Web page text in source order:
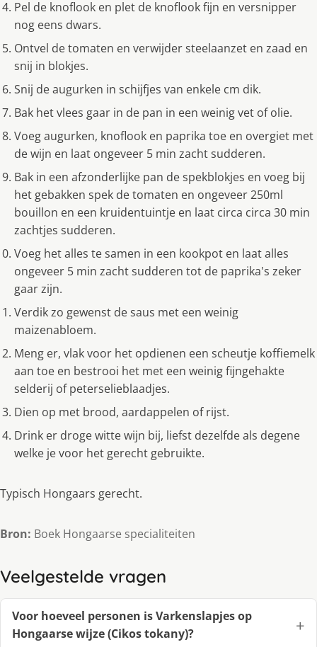
Pel de knoflook en plet de knoflook fijn en versnipper
nog eens dwars.
Ontvel de tomaten en verwijder steelaanzet en zaad en
snij in blokjes.
Snij de augurken in schijfjes van enkele cm dik.
Bak het vlees gaar in de pan in een weinig vet of olie.
Voeg augurken, knoflook en paprika toe en overgiet met
de wijn en laat ongeveer 5 min zacht sudderen.
Bak in een afzonderlijke pan de spekblokjes en voeg bij
het gebakken spek de tomaten en ongeveer 250ml
bouillon en een kruidentuintje en laat circa circa 30 min
zachtjes sudderen.
Voeg het alles te samen in een kookpot en laat alles
ongeveer 5 min zacht sudderen tot de paprika's zeker
gaar zijn.
Verdik zo gewenst de saus met een weinig
maizenabloem.
Meng er, vlak voor het opdienen een scheutje koffiemelk
aan toe en bestrooi het met een weinig fijngehakte
selderij of peterselieblaadjes.
Dien op met brood, aardappelen of rijst.
Drink er droge witte wijn bij, liefst dezelfde als degene
welke je voor het gerecht gebruikte.
Typisch Hongaars gerecht.
Bron: Boek Hongaarse specialiteiten
Veelgestelde vragen
Voor hoeveel personen is Varkenslapjes op
Hongaarse wijze (Cikos tokany)?